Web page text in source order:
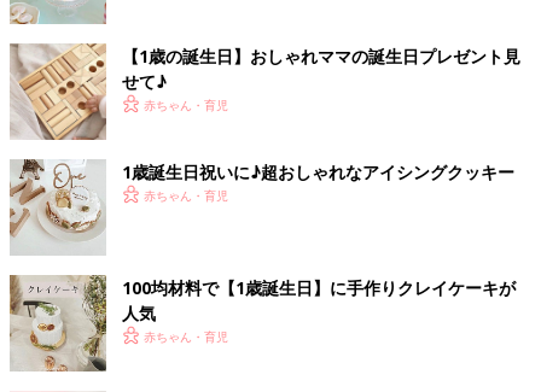
【1歳の誕生日】おしゃれママの誕生日プレゼント見
せて♪
赤ちゃん・育児
1歳誕生日祝いに♪超おしゃれなアイシングクッキー
赤ちゃん・育児
100均材料で【1歳誕生日】に手作りクレイケーキが
人気
赤ちゃん・育児